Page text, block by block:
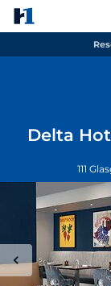
Delta
111